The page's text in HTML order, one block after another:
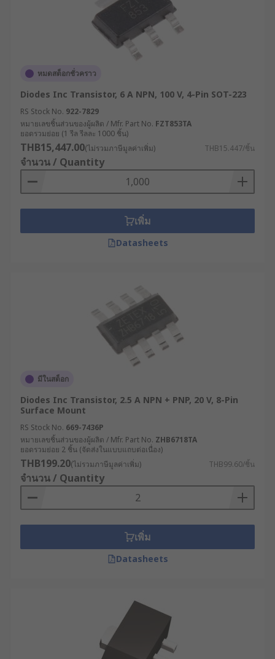
หมดสต็อกชั่วคราว
Diodes Inc Transistor, 6 A NPN, 100 V, 4-Pin SOT-223
RS Stock No. 922-7829
หมายเลขชิ้นส่วนของผู้ผลิต / Mfr. Part No. FZT853TA
ยอดรวมย่อย (1 รีล รีลละ 1000 ชิ้น)
THB15,447.00(ไม่รวมภาษีมูลค่าเพิ่ม) THB15.447/ชิ้น
จำนวน / Quantity
เพิ่ม
Datasheets
มีในสต็อก
Diodes Inc Transistor, 2.5 A NPN + PNP, 20 V, 8-Pin
Surface Mount
RS Stock No. 669-7436P
หมายเลขชิ้นส่วนของผู้ผลิต / Mfr. Part No. ZHB6718TA
ยอดรวมย่อย 2 ชิ้น (จัดส่งในแบบแถบต่อเนื่อง)
THB199.20(ไม่รวมภาษีมูลค่าเพิ่ม) THB99.60/ชิ้น
จำนวน / Quantity
เพิ่ม
Datasheets